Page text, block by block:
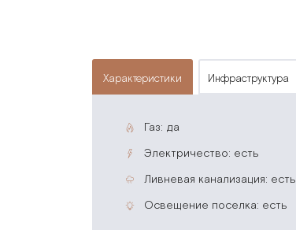
характеристики инфраструктура
газ: да
электричество: есть
ливневая канализация: есть
освещение поселка: есть